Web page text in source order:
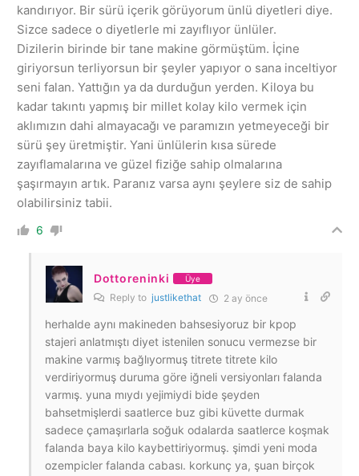
kandırıyor. Bir sürü içerik görüyorum ünlü diyetleri diye.
Sizce sadece o diyetlerle mi zayıflıyor ünlüler.
Dizilerin birinde bir tane makine görmüştüm. İçine
giriyorsun terliyorsun bir şeyler yapıyor o sana inceltiyor
seni falan. Yattığın ya da durduğun yerden. Kiloya bu
kadar takıntı yapmış bir millet kolay kilo vermek için
aklımızın dahi almayacağı ve paramızın yetmeyeceği bir
sürü şey üretmiştir. Yani ünlülerin kısa sürede
zayıflamalarına ve güzel fiziğe sahip olmalarına
şaşırmayın artık. Paranız varsa aynı şeylere siz de sahip
olabilirsiniz tabii.
6
Dottoreninki Üye
Reply to justlikethat 2 ay önce
herhalde aynı makineden bahsesiyoruz bir kpop
stajeri anlatmıştı diyet istenilen sonucu vermezse bir
makine varmış bağlıyormuş titrete titrete kilo
verdiriyormuş duruma göre iğneli versiyonları falanda
varmış. yuna mıydı yejimiydi bide şeyden
bahsetmişlerdi saatlerce buz gibi küvette durmak
sadece çamaşırlarla soğuk odalarda saatlerce koşmak
falanda baya kilo kaybettiriyormuş. şimdi yeni moda
ozempicler falanda cabası. korkunç ya, şuan birçok